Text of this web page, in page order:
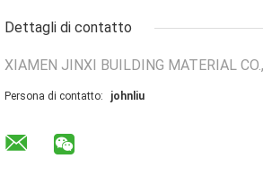
Dettagli di contatto
XIAMEN JINXI BUILDING MATERIAL
Persona di contatto: johnliu